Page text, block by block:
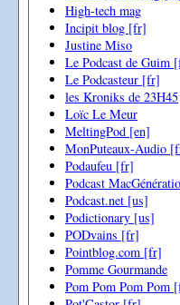
High-tech mag
Incipit blog [fr]
Justine Miso
Le Podcast de Guim
Le Podcasteur [fr]
les Kroniks de 23H45
Loïc Le Meur
MeltingPod [en]
MonPuteaux-Audio
Podaufeu [fr]
Podcast
Podcast.net [us]
Podictionary [us]
PODvains [fr]
Pointblog.com [fr]
Pomme Gourmande
Pom Pom Pom Pom